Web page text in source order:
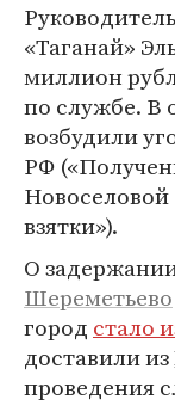
«Таганай»
миллион
по службе. В
возбудили
РФ
Новоселовой
взятки»).
О
Шереметьево
город стало
доставили из
проведения